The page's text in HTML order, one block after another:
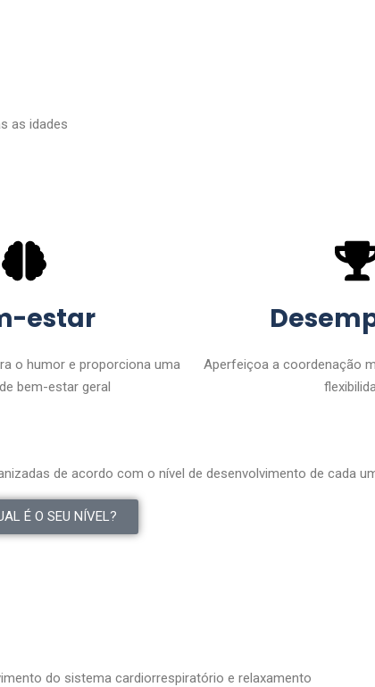
as idades
estar
o humor e proporciona uma
bem-estar geral
Aperfeiçoa a coordenação
de acordo com o nível de desenvolvimento de cada
É O SEU NÍVEL?
do sistema cardiorrespiratório e relaxamento